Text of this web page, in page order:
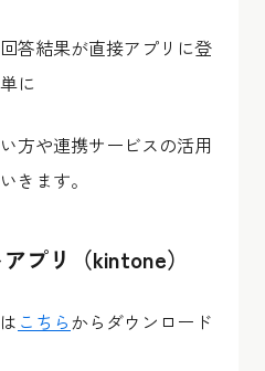
答結果が直接アプリに登
に
方や連携サービスの活用
きます。
プリ（kintone）
こちらからダウンロード